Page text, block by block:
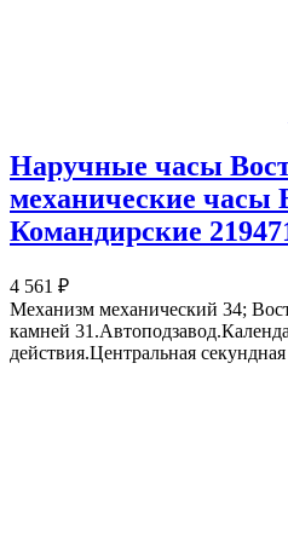
Наручные часы
механические часы
Командирские
4 561 ₽
Механизм механический 34;
камней
действия.Центральная